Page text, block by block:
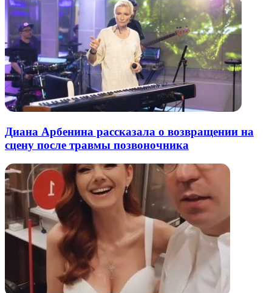
Диана Арбенина рассказала о возвращении на
сцену после травмы позвоночника